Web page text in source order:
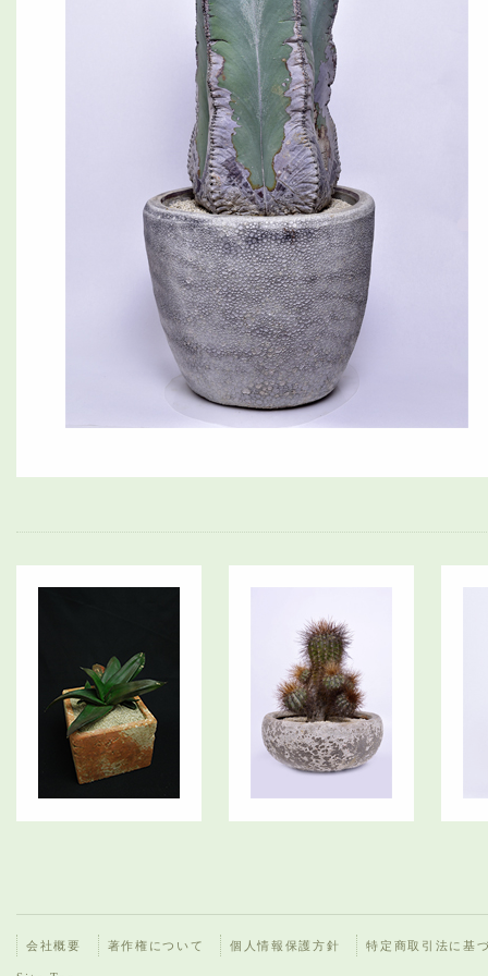
会社概要 著作権について 個人情報保護方針 特定商取引法に基